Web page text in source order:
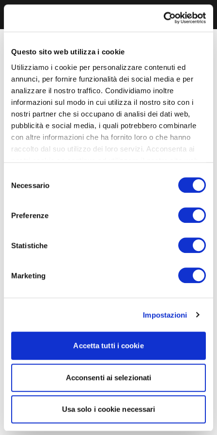
Questo sito web utilizza i cookie
Utilizziamo i cookie per personalizzare contenuti ed
annunci, per fornire funzionalità dei social media e per
analizzare il nostro traffico. Condividiamo inoltre
informazioni sul modo in cui utilizza il nostro sito con i
nostri partner che si occupano di analisi dei dati web,
pubblicità e social media, i quali potrebbero combinarle
con altre informazioni che ha fornito loro o che hanno
raccolto dal suo utilizzo dei loro servizi. Acconsenta ai
delNecessario
Preferenze
Statistiche
Marketing
Impostazioni
Accetta tutti i cookie
Acconsenti ai selezionati
Usa solo i cookie necessari